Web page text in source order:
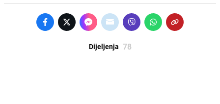
Dijeljenja 78